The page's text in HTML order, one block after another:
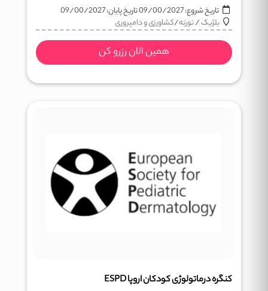
تاریخ شروع:09/00/2027تاریخ پایان:09/00/2027
بلژیک/تورنه/کشاورزی و دامپروری
همین الان رزرو کن
کنگره درماتولوژی کودکان اروپا ESPD